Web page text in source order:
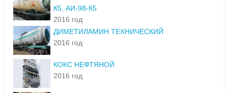
К5, АИ-98-К5
2016 год
ДИМЕТИЛАМИН ТЕХНИЧЕСКИЙ
2016 год
КОКС НЕФТЯНОЙ
2016 год